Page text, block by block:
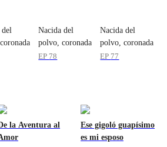
Nacida del
polvo, coronada
por el poder
EP 78
Nacida del
polvo, coronada
por el poder
EP 77
la Aventura al
Ese gigoló guapísimo
es mi esposo